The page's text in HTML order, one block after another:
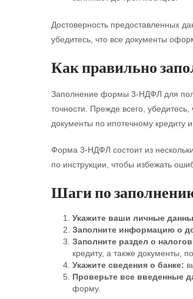
Достоверность предоставленных
убедитесь, что все документы
Как правильно
Заполнение формы 3-НДФЛ для
точности. Прежде всего,
документы по ипотечному кредиту
Форма 3-НДФЛ состоит из
по инструкции, чтобы избежать
Шаги по
Укажите ваши личные
Заполните информацию о
Заполните раздел о
кредиту, а также документы,
Укажите сведения о банке:
Проверьте все введенные
форму.